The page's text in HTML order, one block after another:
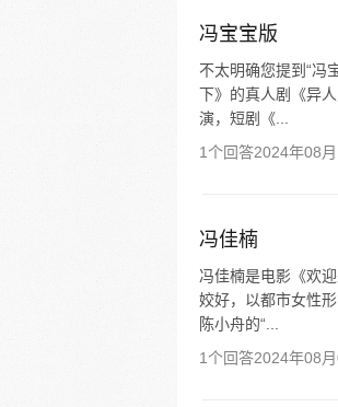
冯宝宝版
不太明确您提到“冯
下》的真人剧《异
演，短剧《...
1个回答2024年08
冯佳楠
冯佳楠是电影《欢
姣好，以都市女性
陈小舟的“...
1个回答2024年08